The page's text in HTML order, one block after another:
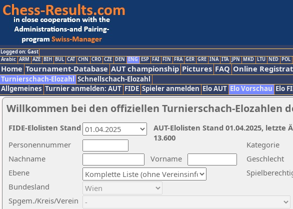
Logged on: Gast
Arabic ARM AZE BIH BUL CAT CHN CRO CZE DEN ENG ESP FAI FIN FRA GER GRE INA ITA JPN MKD LTU NED POL
Home Tournament-Database AUT championship Pictures FAQ Online
Turnierschach-Elozahl Schnellschach-Elozahl
Allgemeines Turnier anmelden: AUT FIDE Spieler anmelden Elo AUT Elo Vorschau Elo
Willkommen bei den offiziellen Turnierschach-Elozahlen
Nachname
Vorname
Ebene
Kategorie
Personennummer
Bundesland
Spgem./Kreis/Verein
Geschlecht
AUT-Elolisten Stand 01.04.2025,
13.600
FIDE-Elolisten Stand